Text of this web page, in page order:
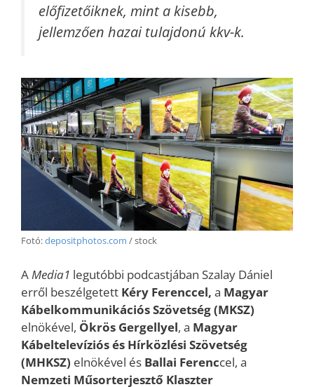
előfizetőiknek, mint a kisebb,
jellemzően hazai tulajdonú kkv-k.
Fotó:depositphotos.com / stock
AMedia1 legutóbbi podcastjában Szalay Dániel
erről beszélgetett Kéry Ferenccel, a Magyar
Kábelkommunikációs Szövetség (MKSZ)
elnökével, Ökrös Gergellyel, a Magyar
Kábeltelevíziós és Hírközlési Szövetség
(MHKSZ) elnökével és Ballai Ferenccel, a
Nemzeti Műsorterjesztő Klaszter